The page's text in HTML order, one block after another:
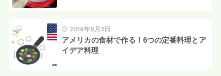
2018年8月3日
アメリカの食材で作る！6つの定番料理とア
イデア料理